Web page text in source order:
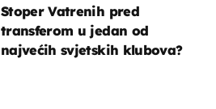
Stoper Vatrenih pred
transferom u jedan od
najvećih svjetskih klubova?